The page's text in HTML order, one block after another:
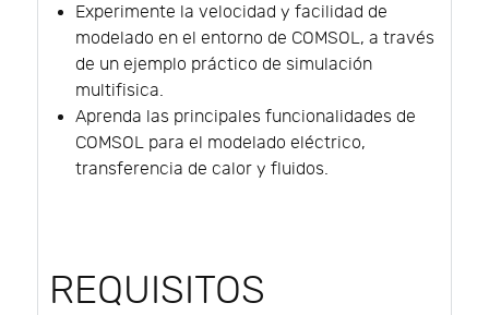
Experimente la velocidad y facilidad de
modelado en el entorno de COMSOL, a través
de un ejemplo práctico de simulación
multifisica.
Aprenda las principales funcionalidades de
COMSOL para el modelado eléctrico,
transferencia de calor y fluidos.
REQUISITOS